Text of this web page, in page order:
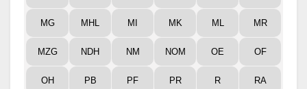
MG MHL MI MK ML MR
MZG NDH NM NOM OE OF
OH PB PF PR R RA